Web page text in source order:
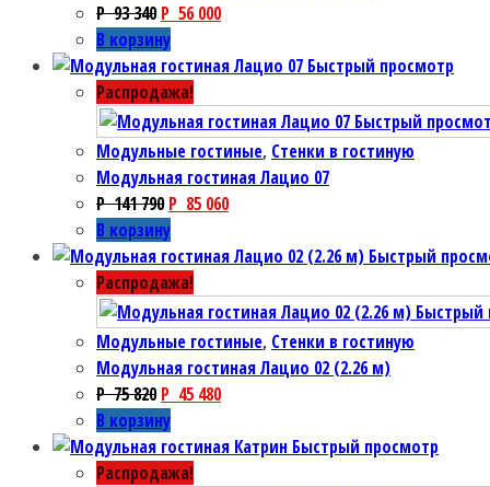
P93 340 P 56 000
В корзину
Быстрый просмотр
Распродажа!
Быстрый
Модульные гостиные, Стенки в гостиную
Модульная гостиная Лацио 07
P141 790 P 85 060
В корзину
Быстрый
Распродажа!
Быстрый
Модульные гостиные, Стенки в гостиную
Модульная гостиная Лацио 02 (2.26 м)
P75 820 P 45 480
В корзину
Быстрый просмотр
Распродажа!